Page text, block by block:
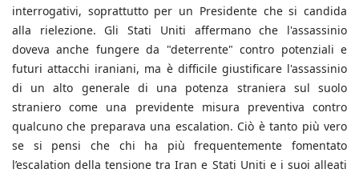
interrogativi, soprattutto per un Presidente che si candida
alla rielezione. Gli Stati Uniti affermano che l'assassinio
doveva anche fungere da "deterrente" contro potenziali e
futuri attacchi iraniani, ma è difficile giustificare l'assassinio
di un alto generale di una potenza straniera sul suolo
straniero come una previdente misura preventiva contro
qualcuno che preparava una escalation. Ciò è tanto più vero
se si pensi che chi ha più frequentemente fomentato
l’escalation della tensione tra Iran e Stati Uniti e i suoi alleati